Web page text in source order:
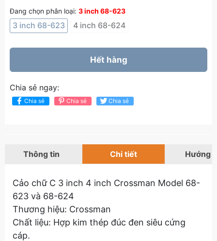
Đang chọn phân loại: 3 inch 68-623
3 inch 68-623 4 inch 68-624
Hết hàng
Chia sẻ ngay:
Chia sẻ Chia sẻ Chia sẻ
Thông tin Chi tiết Hướng
Cảo chữ C 3 inch 4 inch Crossman Model 68-
623 và 68-624
Thương hiệu: Crossman
Chất liệu: Hợp kim thép đúc đen siêu cứng
cáp.